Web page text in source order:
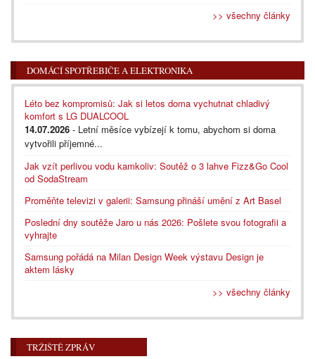
>> všechny články
DOMÁCÍ SPOTŘEBIČE A ELEKTRONIKA
Léto bez kompromisů: Jak si letos doma vychutnat chladivý
komfort s LG DUALCOOL
14.07.2026 - Letní měsíce vybízejí k tomu, abychom si doma
vytvořili příjemné...
Jak vzít perlivou vodu kamkoliv: Soutěž o 3 lahve Fizz&Go Cool
od SodaStream
Proměňte televizi v galerii: Samsung přináší umění z Art Basel
Poslední dny soutěže Jaro u nás 2026: Pošlete svou fotografii a
vyhrajte
Samsung pořádá na Milan Design Week výstavu Design je
aktem lásky
>> všechny články
TRŽIŠTĚ ZPRÁV